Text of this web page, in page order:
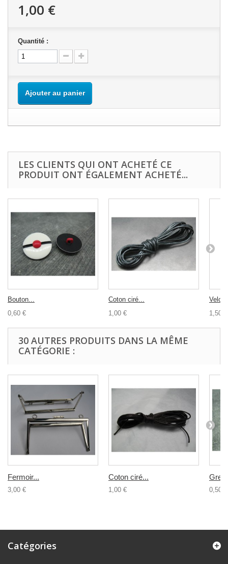
1,00 €
Quantité :
Ajouter au panier
LES CLIENTS QUI ONT ACHETÉ CE
PRODUIT ONT ÉGALEMENT ACHETÉ...
Bouton...
0,60 €
Coton ciré...
1,00 €
1,50 €
30 AUTRES PRODUITS DANS LA MÊME
CATÉGORIE :
Fermoir...
3,00 €
Coton ciré...
1,00 € 0,50 €
Catégories